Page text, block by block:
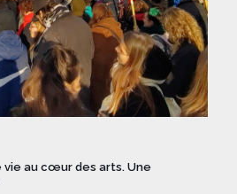
vie au cœur des arts. Une